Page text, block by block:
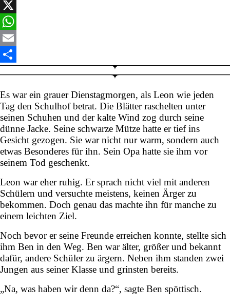
Facebook
X
WhatsApp
Email
Es war ein grauer Dienstagmorgen, als Leon wie jeden
Tag den Schulhof betrat. Die Blätter raschelten unter
seinen Schuhen und der kalte Wind zog durch seine
dünne Jacke. Seine schwarze Mütze hatte er tief ins
Gesicht gezogen. Sie war nicht nur warm, sondern auch
etwas Besonderes für ihn. Sein Opa hatte sie ihm vor
seinem Tod geschenkt.
Leon war eher ruhig. Er sprach nicht viel mit anderen
Schülern und versuchte meistens, keinen Ärger zu
bekommen. Doch genau das machte ihn für manche zu
einem leichten Ziel.
Noch bevor er seine Freunde erreichen konnte, stellte sich
ihm Ben in den Weg. Ben war älter, größer und bekannt
dafür, andere Schüler zu ärgern. Neben ihm standen zwei
Jungen aus seiner Klasse und grinsten bereits.
„Na, was haben wir denn da?“, sagte Ben spöttisch.